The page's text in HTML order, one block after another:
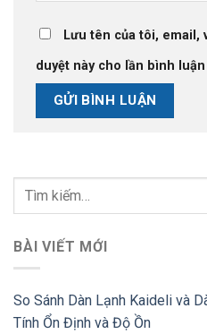
Lưu tên của tôi,
duyệt này cho lần bình
BÀI VIẾT MỚI
So Sánh Dàn Lạnh Kaideli và
Tính Ổn Định và Độ Ồn